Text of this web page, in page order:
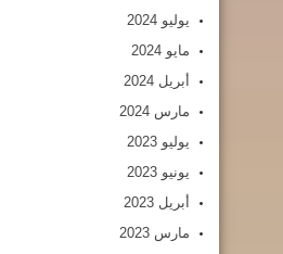
يوليو 2024
مايو 2024
أبريل 2024
مارس 2024
يوليو 2023
يونيو 2023
أبريل 2023
مارس 2023